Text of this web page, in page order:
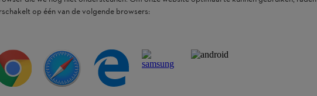
op één van de volgende browsers: